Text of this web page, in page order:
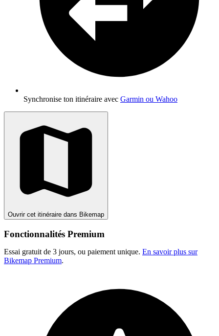
Synchronise ton itinéraire avec Garmin ou Wahoo
Ouvrir cet itinéraire dans Bikemap
Fonctionnalités Premium
Essai gratuit de 3 jours, ou paiement unique. En savoir plus sur
Bikemap Premium.